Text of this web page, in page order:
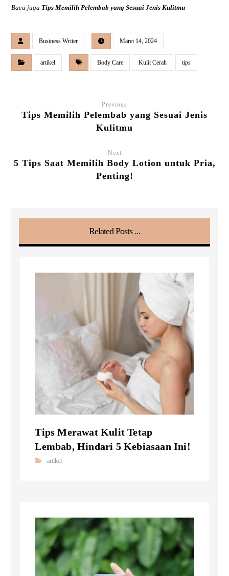
Baca juga Tips Memilih Pelembab yang Sesuai Jenis Kulitmu
Business Writer Maret 14, 2024
artikel Body Care Kulit Cerah tips
Previous
Tips Memilih Pelembab yang Sesuai Jenis
Kulitmu
Next
5 Tips Saat Memilih Body Lotion untuk Pria,
Penting!
Related Posts ...
Tips Merawat Kulit Tetap
Lembab, Hindari 5 Kebiasaan Ini!
artikel